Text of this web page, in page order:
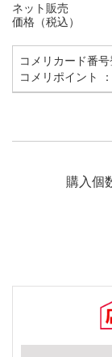
ネット販売
価格（税込）
コメリカード番
コメリポイント ：
購入個